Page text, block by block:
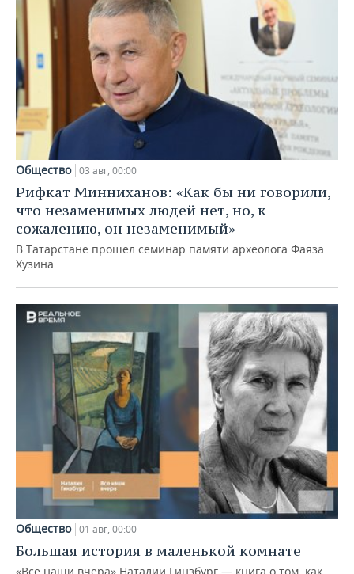
Общество 03 авг, 00:00
Рифкат Минниханов: «Как бы ни говорили,
что незаменимых людей нет, но, к
сожалению, он незаменимый»
В Татарстане прошел семинар памяти археолога Фаяза
Хузина
Общество 01 авг, 00:00
Большая история в маленькой комнате